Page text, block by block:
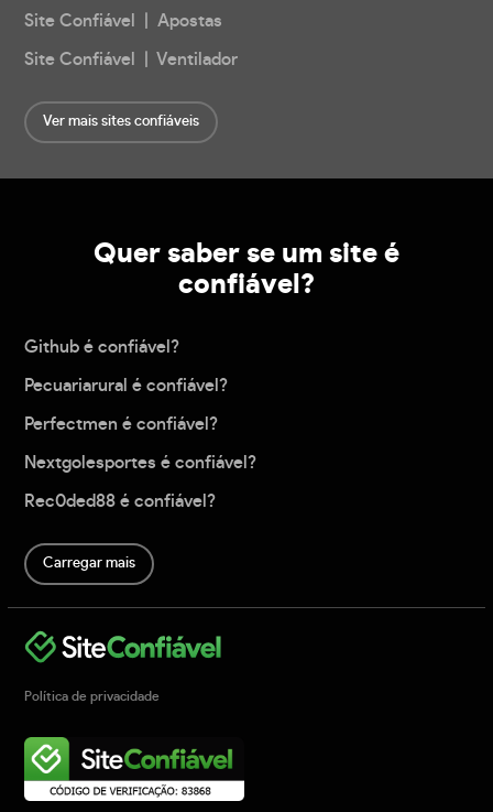
Site Confiável | Apostas
Site Confiável | Ventilador
Ver mais sites confiáveis
Quer saber se um site é
confiável?
Github é confiável?
Pecuariarural é confiável?
Perfectmen é confiável?
Nextgolesportes é confiável?
Rec0ded88 é confiável?
Carregar mais
Política de privacidade